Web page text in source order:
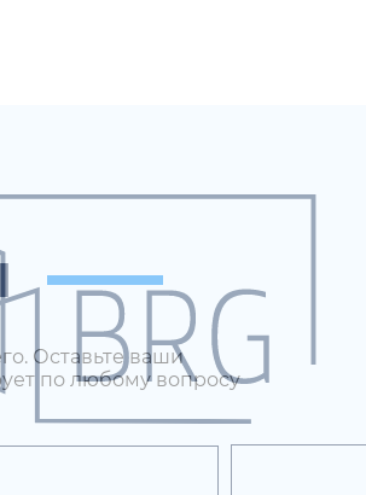
Оставьте ваши
по любому вопросу